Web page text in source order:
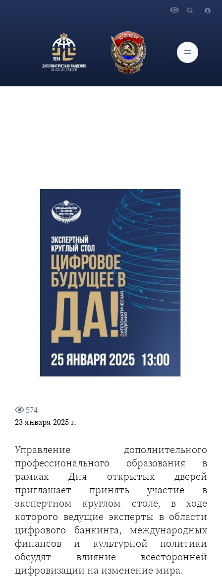
574
23 января 2025 г.
Управление дополнительного
профессионального образования в
рамках Дня открытых дверей
приглашает принять участие в
экспертном круглом столе, в ходе
которого ведущие эксперты в области
цифрового банкинга, международных
финансов и культурной политики
обсудят влияние всесторонней
цифровизации на изменение мира.